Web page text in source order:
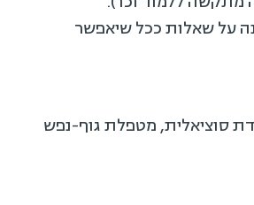
על שאלות ככל שיאפשר
סוציאלית, מטפלת גוף-נפש